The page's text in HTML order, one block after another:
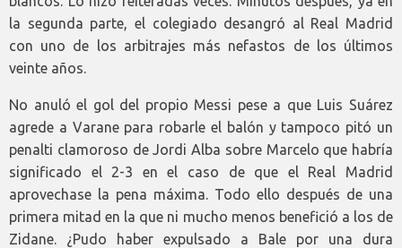
la segunda parte, el colegiado desangró al Real Madrid
con uno de los arbitrajes más nefastos de los últimos
veinte años.
No anuló el gol del propio Messi pese a que Luis Suárez
agrede a Varane para robarle el balón y tampoco pitó un
penalti clamoroso de Jordi Alba sobre Marcelo que habría
significado el 2-3 en el caso de que el Real Madrid
aprovechase la pena máxima. Todo ello después de una
primera mitad en la que ni mucho menos benefició a los de
Zidane. ¿Pudo haber expulsado a Bale por una dura